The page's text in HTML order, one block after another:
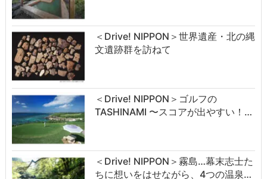
＜Drive! NIPPON＞世界遺産・北の縄
文遺跡群を訪ねて
＜Drive! NIPPON＞ゴルフの
TASHINAMI 〜スコアが出やすい！…
＜Drive! NIPPON＞霧島…幕末志士た
ちに想いをはせながら、4つの温泉…